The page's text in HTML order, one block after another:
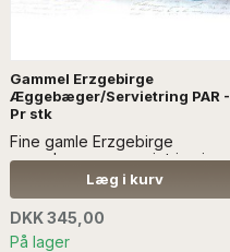
Gammel Erzgebirge
Æggebæger/Servietring PAR -
Pr stk
Fine gamle Erzgebirge
æggebæger + servietring i
malet træ. Prisen er for et par,
med ens blomster...Læs mere
NR. 1 SOLGT SÆLGES UDEN
ANDEN DEKORATION
Læg i kurv
DKK 345,00
På lager